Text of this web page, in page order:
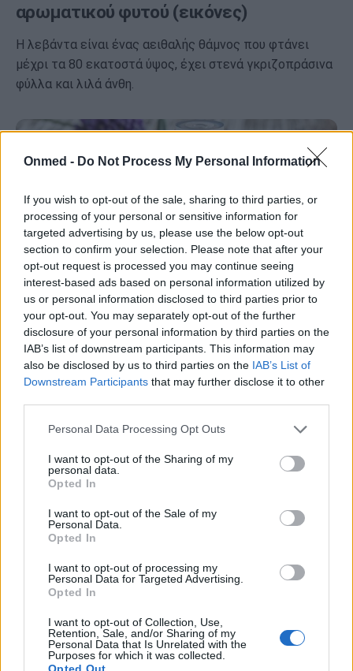
Onmed - Do Not Process My Personal Information
If you wish to opt-out of the sale, sharing to third parties, or
processing of your personal or sensitive information for
targeted advertising by us, please use the below opt-out
section to confirm your selection. Please note that after your
opt-out request is processed you may continue seeing
interest-based ads based on personal information utilized by
us or personal information disclosed to third parties prior to
your opt-out. You may separately opt-out of the further
disclosure of your personal information by third parties on the
IAB’s list of downstream participants. This information may
also be disclosed by us to third parties on the IAB’s List of
Downstream Participants that may further disclose it to other
Personal Data Processing Opt Outs
I want to opt-out of the Sharing of my
personal data.
Opted In
I want to opt-out of the Sale of my
Personal Data.
Opted In
I want to opt-out of processing my
Personal Data for Targeted Advertising.
Opted In
I want to opt-out of Collection, Use,
Retention, Sale, and/or Sharing of my
Personal Data that Is Unrelated with the
Purposes for which it was collected.
Opted Out
αρωματικού φυτού (εικόνες)
Η λεβάντα είναι ένας αειθαλής θάμνος που φτάνει
μέχρι τα 80 εκατοστά ύψος, έχει στενά γκριζοπράσινα
φύλλα και λιλά άνθη.
Λεβάντα: Χρήσεις και οφέλη για την
σωματική και ψυχική υγεία (pics)
Η λεβάντα είναι βότανο που ξεχωρίζει για τα όμορφα
Εγγραφή στο Newsletter
Σημαντικά νέα για την υγεία στο mail σας καθημερινά